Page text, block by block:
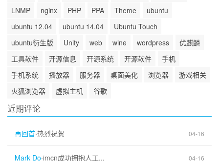
LNMP
nginx PHP PPA Theme
ubuntu
ubuntu 12.04
ubuntu 14.04
Ubuntu Touch
ubuntu衍生版
Unity web wine wordpress
优麒麟
工具软件
开源信息 开源系统 开源软件
手机
手机系统
播放器 服务器 桌面美化 浏览器
游戏相关
火狐浏览器
虚拟主机 谷歌
近期评论
再回首·热烈祝贺 04-16
Mark Do·imcn成功拥抱人工... 04-16